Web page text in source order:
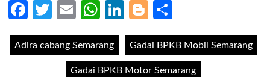
Facebook
Twitter
EmailWhatsApp
LinkedIn
Blogger
Adira cabang Semarang Gadai BPKB Mobil Semarang
Gadai BPKB Motor Semarang